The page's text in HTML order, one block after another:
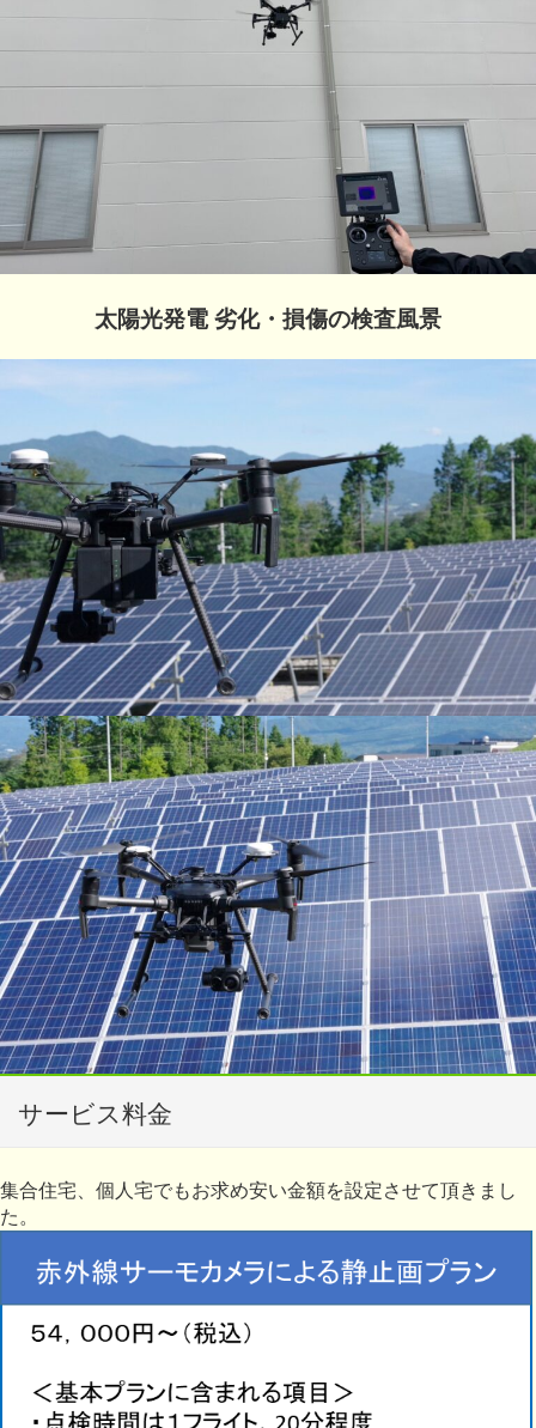
太陽光発電 劣化・損傷の検査風景
サービス料金
集合住宅、個人宅でもお求め安い金額を設定させて頂きまし
た。